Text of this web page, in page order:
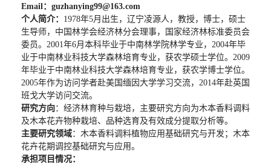
Email ： guzhanying99@163.com
个人简介： 1978年5月出生，辽宁凌源人，教授，博士，硕士
生导师，中国林学会经济林分会理事，国家经济林标准委员会
委员。 2001 年6月本科毕业于中南林学院林学专业， 2004年毕
业于中南林业科技大学森林培育专业，获农学硕士学位。 2009
年毕业于中南林业科技大学森林培育专业，获农学博士学位。
2005年作为访问学者赴美国缅因大学学习交流， 2014年赴英国
班戈大学访问交流。
研究方向：经济林育种与栽培，主要研究方向为木本香料调料
及木本花卉物种栽培、品种选育及有效成分提取分析等。
主要研究领域：木本香料调料植物应用基础研究与开发；木本
花卉花期调控基础研究与应用。
承担项目情况：